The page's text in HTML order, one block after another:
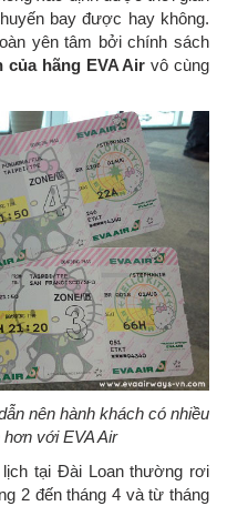
bay được hay không.
yên tâm bởi chính sách
hãng EVA Air vô cùng
nên hành khách có nhiều
với EVA Air
tại Đài Loan thường rơi
2 đến tháng 4 và từ tháng